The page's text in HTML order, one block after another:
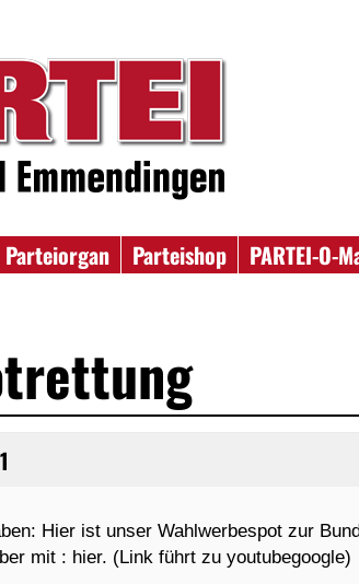
Parteiorgan Parteishop PARTEI-O-
Hier ist unser Wahlwerbespot zur
mit : hier. (Link führt zu youtubegoogle)